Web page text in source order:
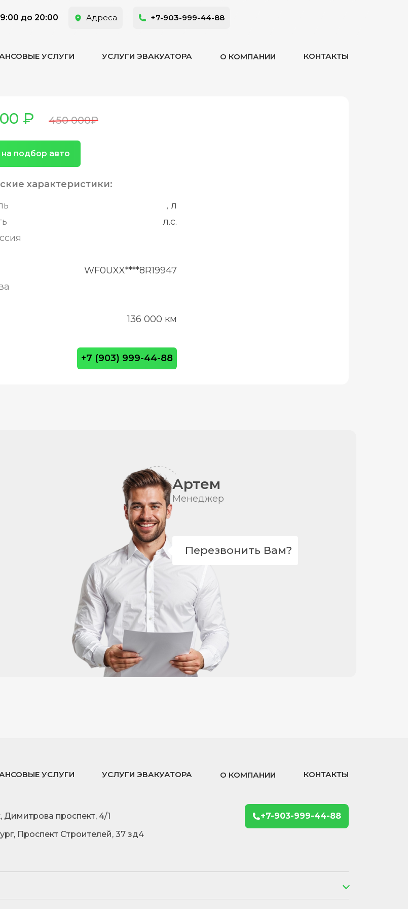
до 20:00 Адреса +7-903-999-44-88
УСЛУГИ УСЛУГИ ЭВАКУАТОРА О КОМПАНИИ КОНТАКТЫ
₽ 450 000₽
подбор авто
характеристики:
, л
л.с.
WF0UXX****8R19947
136 000 км
+7 (903) 999-44-88
Артем
Менеджер
Перезвонить Вам?
УСЛУГИ УСЛУГИ ЭВАКУАТОРА О КОМПАНИИ КОНТАКТЫ
Димитрова проспект, 4/1
Проспект Строителей, 37 зд4
+7-903-999-44-88